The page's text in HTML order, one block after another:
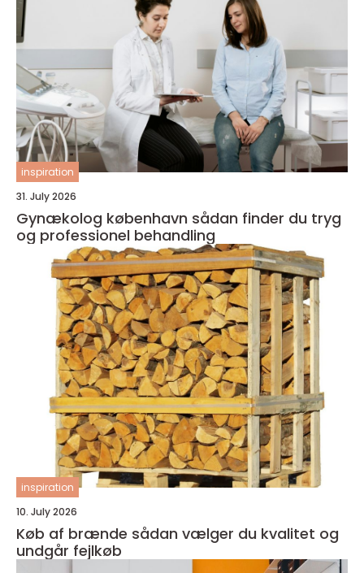
inspiration
31. July 2026
Gynækolog københavn sådan finder du tryg
og professionel behandling
inspiration
10. July 2026
Køb af brænde sådan vælger du kvalitet og
undgår fejlkøb